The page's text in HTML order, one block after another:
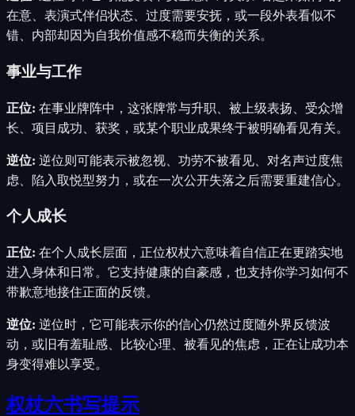
在意、表演式伴侣状态、过度需要安抚，或一段外表看似不
错、内部却因为自我价值感不稳而失衡的关系。
事业与工作
正位: 在事业牌阵中，这张牌常与升职、被上级表扬、受众增
长、项目成功、获奖，或某个职业成果终于被明确看见有关。
逆位: 逆位则可能表示被忽视、功劳不被看见、对名声过度焦
虑、陷入取悦型努力，或在一次公开失落之后需要重建信心。
个人成长
正位: 在个人成长层面，正位权杖六意味着自信正在更踏实地
进入身体和日常。它支持健康的自豪感，也支持你学习如何不
带歉意地接住正面的反馈。
逆位: 逆位时，它可能表示你的信心仍然过度随外界反馈波
动，或旧有羞耻感、比较心理、被看见的焦虑，正在让成功本
身变得难以享受。
权杖六书写提示